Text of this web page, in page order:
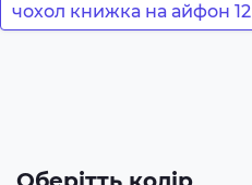
чохол книжка на айфон 12